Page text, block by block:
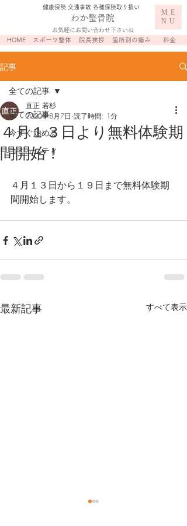
お気軽にお問い合わせ下さいね
わか整骨院
​健康保険 交通事故 各種保険取り扱い
ME
NU
スポーツ整体 院長挨拶 箇所別の痛み
HOME 料金
記事
全ての記事
今すぐ始める
コミュニティ
全ての記事
４月１３日より無料体験期
間開始！
直正 若杉
2020年8月7日 読了時間: 1分
４月１３日から１９日まで無料体験期
間開始します。
最新記事 すべて表示